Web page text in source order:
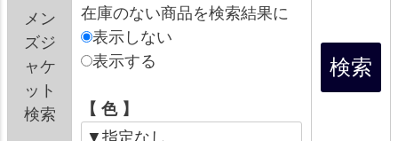
メン
ズジ
ャケ
ット
検索
在庫のない商品を検索結果に
表示しない
表示する
【 色 】